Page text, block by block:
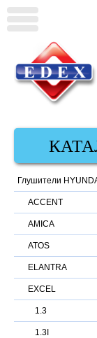
Глушители
ACCENT
AMICA
ATOS
ELANTRA
EXCEL
1.3
1.3I